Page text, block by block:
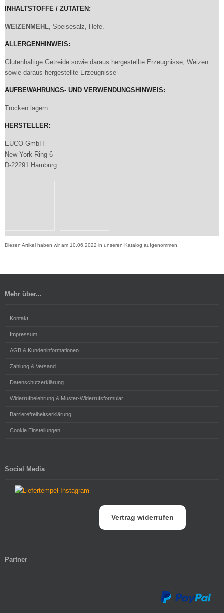
INHALTSTOFFE / ZUTATEN:
WEIZENMEHL, Speisesalz, Hefe.
ALLERGENHINWEIS:
Glutenhaltige Getreide sowie daraus hergestellte Erzeugnisse; Weizen
sowie daraus hergestellte Erzeugnisse
AUFBEWAHRUNGS- UND VERWENDUNGSHINWEIS:
Trocken lagern.
HERSTELLER:
EUCO GmbH
New-York-Ring 6
D-22291 Hamburg
Diesen Artikel haben wir am 10.06.2022 in unseren Katalog aufgenommen.
Mehr über...
Kontakt
Impressum
AGB & Kundeninformationen
Zahlung & Versand
Datenschutzerklärung
Widerrufbelehrung & Muster-Widerrufsformular
Barrierefreiheitserklärung
Cookie Einstellungen
Social Media
Vertrag widerrufen
Partner